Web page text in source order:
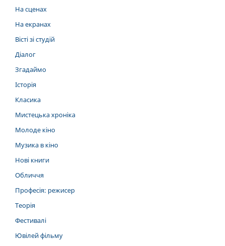
На сценах
На екранах
Вісті зі студій
Діалог
Згадаймо
Історія
Класика
Мистецька хроніка
Молоде кіно
Музика в кіно
Нові книги
Обличчя
Професія: режисер
Теорія
Фестивалі
Ювілей фільму